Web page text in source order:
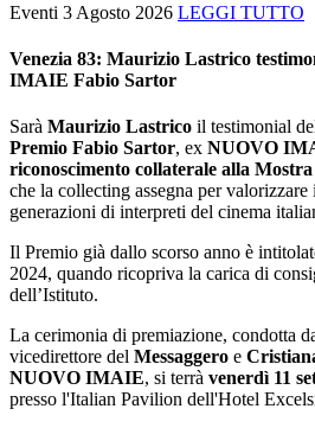
Eventi 3 Agosto 2026 LEGGI TUTTO
Venezia 83: Maurizio Lastrico
IMAIE Fabio Sartor
Sarà Maurizio Lastrico il testimonial
Premio Fabio Sartor, ex NUOVO
riconoscimento collaterale alla
che la collecting assegna per
generazioni di interpreti del cinema
Il Premio già dallo scorso anno è
2024, quando ricopriva la carica di
dell’Istituto.
La cerimonia di premiazione, condotta
vicedirettore del Messaggero e
NUOVO IMAIE, si terrà venerdì 11
presso l'Italian Pavilion dell'Hotel